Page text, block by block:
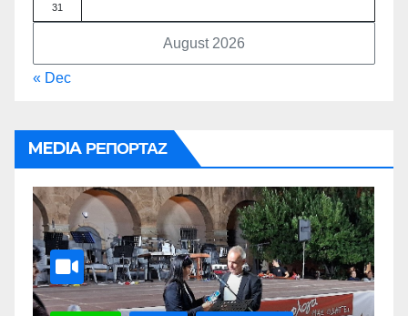
August 2026
31
« Dec
MEDIA ΡΕΠΟΡΤΑΖ